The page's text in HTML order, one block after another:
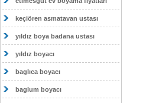
keçiören asmatavan ustası
yıldız boya badana ustası
yıldız boyacı
baglıca boyacı
baglum boyacı